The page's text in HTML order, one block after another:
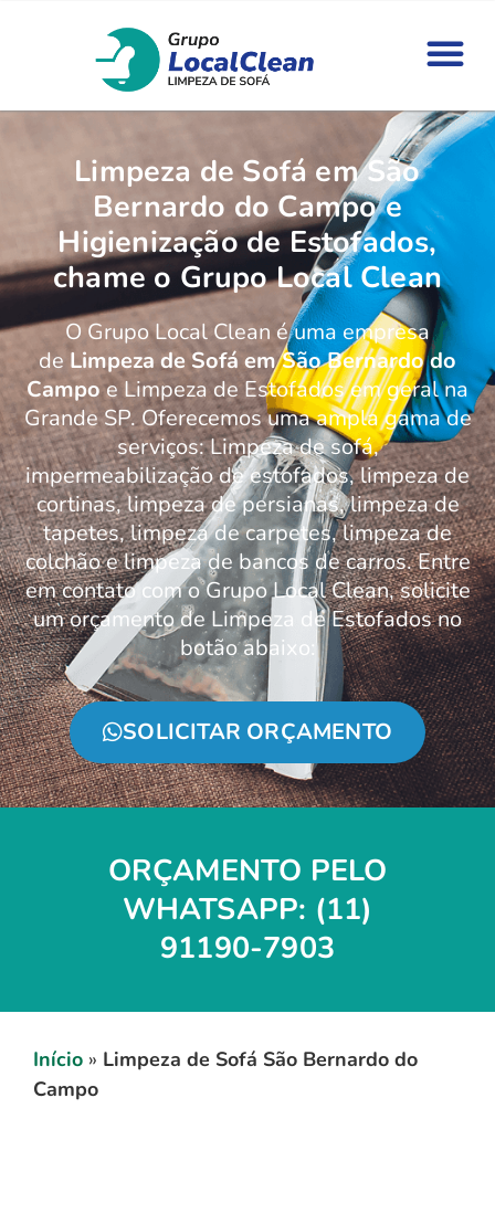
Limpeza de Sofá em São
Bernardo do Campo e
Higienização de Estofados,
chame o Grupo Local Clean
O Grupo Local Clean é uma empresa
de Limpeza de Sofá em São Bernardo do
Campoe Limpeza de Estofados em geral na
Grande SP. Oferecemos uma ampla gama de
serviços: Limpeza de sofá,
impermeabilização de estofados, limpeza de
cortinas, limpeza de persianas, limpeza de
tapetes, limpeza de carpetes, limpeza de
colchão e limpeza de bancos de carros. Entre
em contato com o Grupo Local Clean, solicite
um orçamento de Limpeza de Estofados no
botão abaixo:
SOLICITAR ORÇAMENTO
ORÇAMENTO PELO
WHATSAPP: (11)
91190-7903
Início » Limpeza de Sofá São Bernardo do
Campo